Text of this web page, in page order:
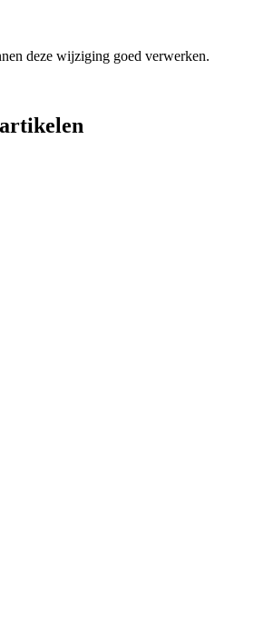
deze wijziging goed verwerken.